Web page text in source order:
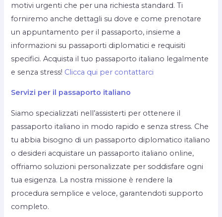
motivi urgenti che per una richiesta standard. Ti
forniremo anche dettagli su dove e come prenotare
un appuntamento per il passaporto, insieme a
informazioni su passaporti diplomatici e requisiti
specifici. Acquista il tuo passaporto italiano legalmente
e senza stress! Clicca qui per contattarci
Servizi per il passaporto italiano
Siamo specializzati nell’assisterti per ottenere il
passaporto italiano in modo rapido e senza stress. Che
tu abbia bisogno di un passaporto diplomatico italiano
o desideri acquistare un passaporto italiano online,
offriamo soluzioni personalizzate per soddisfare ogni
tua esigenza. La nostra missione è rendere la
procedura semplice e veloce, garantendoti supporto
completo.